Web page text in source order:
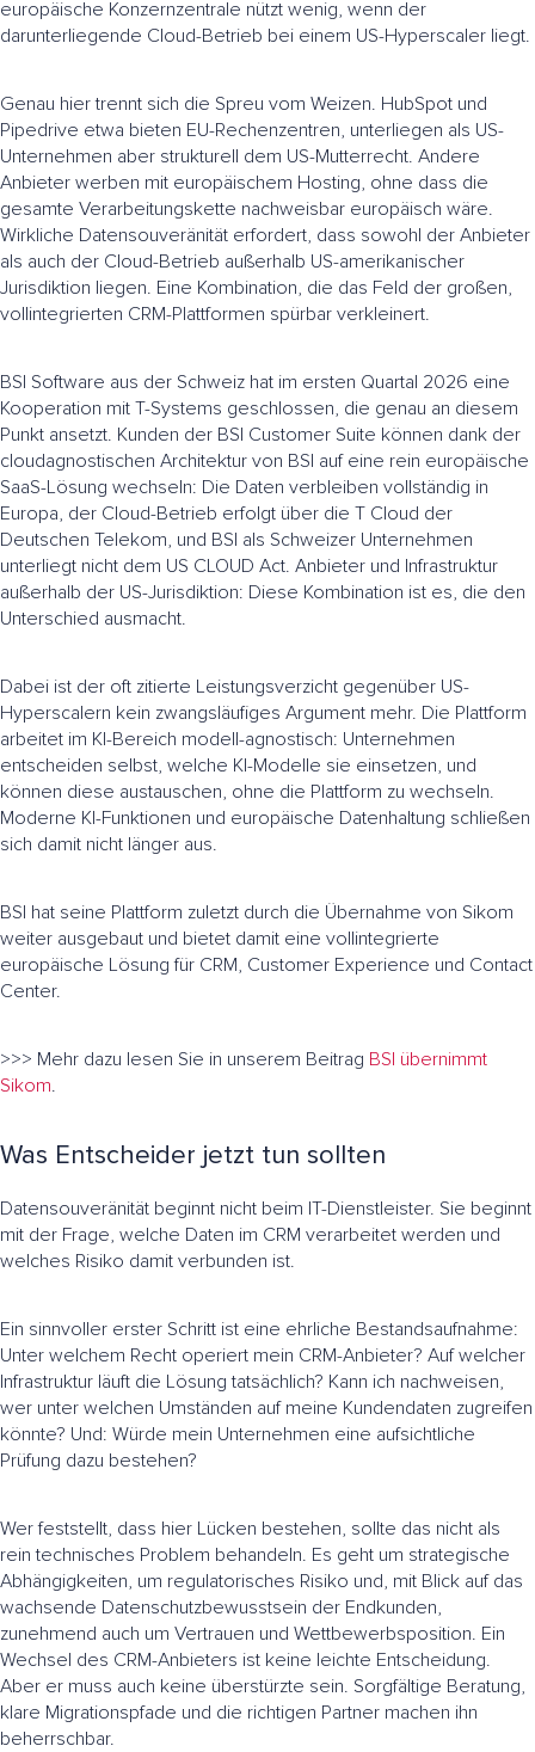
europäische Konzernzentrale nützt wenig, wenn der
darunterliegende Cloud-Betrieb bei einem US-Hyperscaler liegt.
Genau hier trennt sich die Spreu vom Weizen. HubSpot und
Pipedrive etwa bieten EU-Rechenzentren, unterliegen als US-
Unternehmen aber strukturell dem US-Mutterrecht. Andere
Anbieter werben mit europäischem Hosting, ohne dass die
gesamte Verarbeitungskette nachweisbar europäisch wäre.
Wirkliche Datensouveränität erfordert, dass sowohl der Anbieter
als auch der Cloud-Betrieb außerhalb US-amerikanischer
Jurisdiktion liegen. Eine Kombination, die das Feld der großen,
vollintegrierten CRM-Plattformen spürbar verkleinert.
BSI Software aus der Schweiz hat im ersten Quartal 2026 eine
Kooperation mit T-Systems geschlossen, die genau an diesem
Punkt ansetzt. Kunden der BSI Customer Suite können dank der
cloudagnostischen Architektur von BSI auf eine rein europäische
SaaS-Lösung wechseln: Die Daten verbleiben vollständig in
Europa, der Cloud-Betrieb erfolgt über die T Cloud der
Deutschen Telekom, und BSI als Schweizer Unternehmen
unterliegt nicht dem US CLOUD Act. Anbieter und Infrastruktur
außerhalb der US-Jurisdiktion: Diese Kombination ist es, die den
Unterschied ausmacht.
Dabei ist der oft zitierte Leistungsverzicht gegenüber US-
Hyperscalern kein zwangsläufiges Argument mehr. Die Plattform
arbeitet im KI-Bereich modell-agnostisch: Unternehmen
entscheiden selbst, welche KI-Modelle sie einsetzen, und
können diese austauschen, ohne die Plattform zu wechseln.
Moderne KI-Funktionen und europäische Datenhaltung schließen
sich damit nicht länger aus.
BSI hat seine Plattform zuletzt durch die Übernahme von Sikom
weiter ausgebaut und bietet damit eine vollintegrierte
europäische Lösung für CRM, Customer Experience und Contact
Center.
>>> Mehr dazu lesen Sie in unserem Beitrag BSI übernimmt
Sikom.
Was Entscheider jetzt tun sollten
Datensouveränität beginnt nicht beim IT-Dienstleister. Sie beginnt
mit der Frage, welche Daten im CRM verarbeitet werden und
welches Risiko damit verbunden ist.
Ein sinnvoller erster Schritt ist eine ehrliche Bestandsaufnahme:
Unter welchem Recht operiert mein CRM-Anbieter? Auf welcher
Infrastruktur läuft die Lösung tatsächlich? Kann ich nachweisen,
wer unter welchen Umständen auf meine Kundendaten zugreifen
könnte? Und: Würde mein Unternehmen eine aufsichtliche
Prüfung dazu bestehen?
Wer feststellt, dass hier Lücken bestehen, sollte das nicht als
rein technisches Problem behandeln. Es geht um strategische
Abhängigkeiten, um regulatorisches Risiko und, mit Blick auf das
wachsende Datenschutzbewusstsein der Endkunden,
zunehmend auch um Vertrauen und Wettbewerbsposition. Ein
Wechsel des CRM-Anbieters ist keine leichte Entscheidung.
Aber er muss auch keine überstürzte sein. Sorgfältige Beratung,
klare Migrationspfade und die richtigen Partner machen ihn
beherrschbar.